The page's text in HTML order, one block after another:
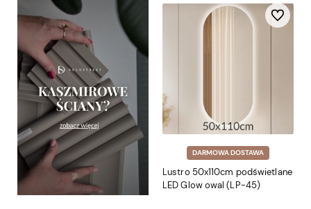
DARMOWA DOSTAWA
Lustro 50x110cm podświetlane
LED Glow owal (LP-45)
Do